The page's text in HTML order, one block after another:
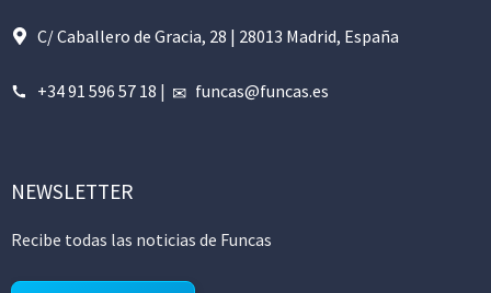
C/ Caballero de Gracia, 28 | 28013 Madrid, España
+34 91 596 57 18 | funcas@funcas.es
NEWSLETTER
Recibe todas las noticias de Funcas